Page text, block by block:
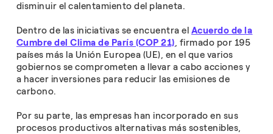
disminuir el calentamiento del planeta.
Dentro de las iniciativas se encuentra el Acuerdo de la
Cumbre del Clima de París (COP 21), firmado por 195
países más la Unión Europea (UE), en el que varios
gobiernos se comprometen a llevar a cabo acciones y
a hacer inversiones para reducir las emisiones de
carbono.
Por su parte, las empresas han incorporado en sus
procesos productivos alternativas más sostenibles,